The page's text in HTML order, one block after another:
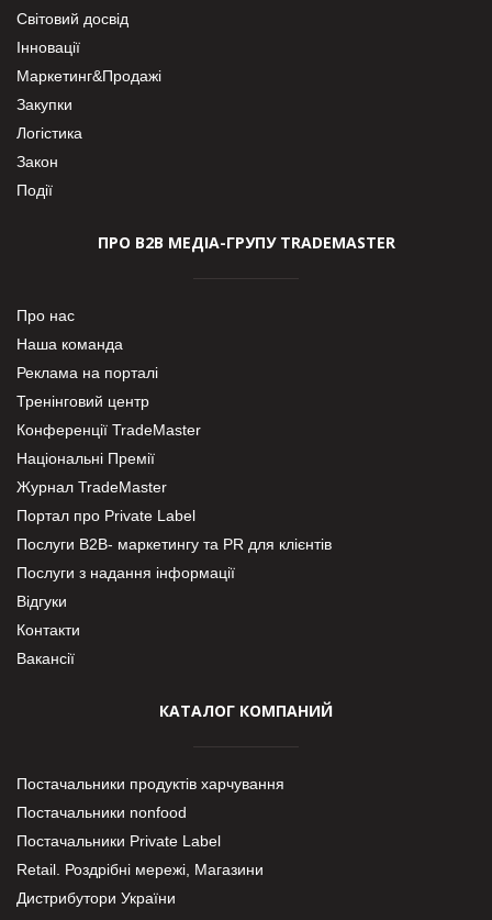
Світовий досвід
Інновації
Маркетинг&Продажі
Закупки
Логістика
Закон
Події
ПРО В2В МЕДІА-ГРУПУ TRADEMASTER
Про нас
Наша команда
Реклама на порталі
Тренінговий центр
Конференції TradeMaster
Національні Премії
Журнал TradeMaster
Портал про Private Label
Послуги В2В- маркетингу та PR для клієнтів
Послуги з надання інформації
Відгуки
Контакти
Вакансії
КАТАЛОГ КОМПАНИЙ
Постачальники продуктів харчування
Постачальники nonfood
Постачальники Private Label
Retail. Роздрібні мережі, Магазини
Дистрибутори України